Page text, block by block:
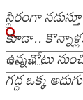
No Result
స్థిరంగా
కూడా..
ఉన్నచోటు
గద్ద ఒక్క